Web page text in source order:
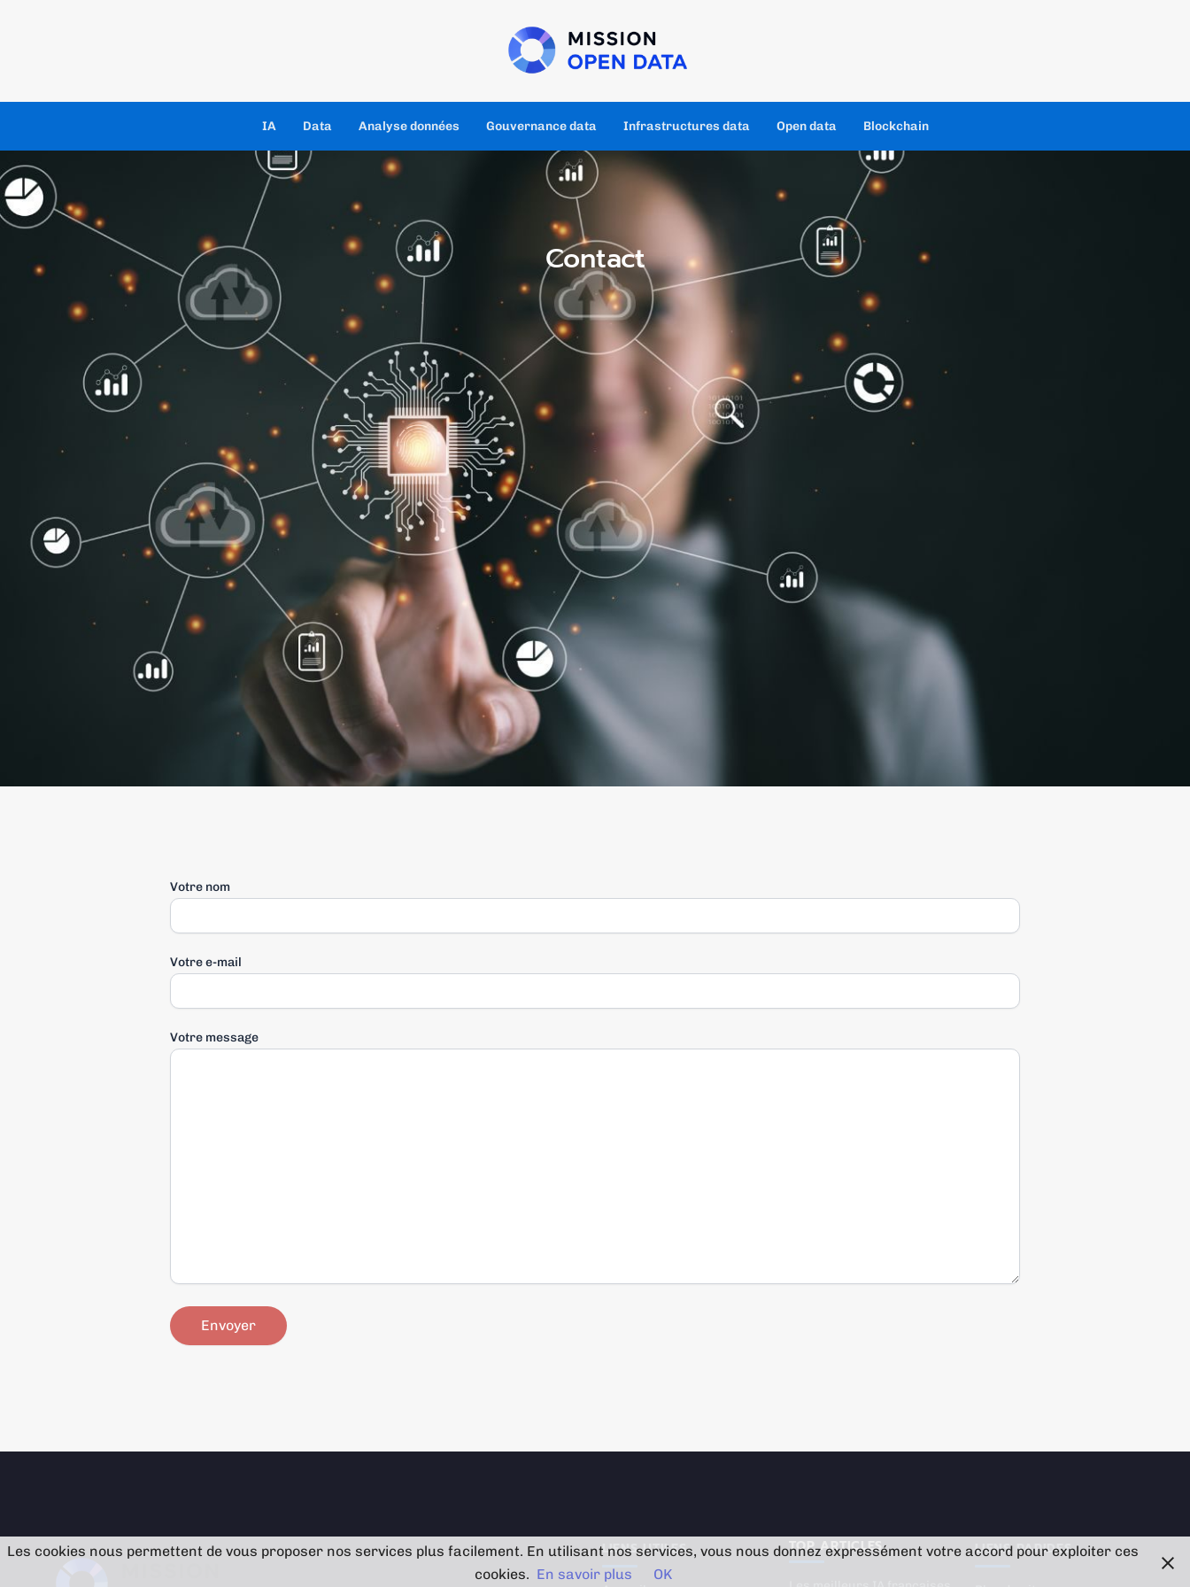
IA Data Analyse données Gouvernance data Infrastructures data Open data Blockchain
Contact
Votre nom
Votre e-mail
Votre message
LIENS UTILES TOP ARTICLES LIENS RAPIDES
Les cookies nous permettent de vous proposer nos services plus facilement. En utilisant nos services, vous nous donnez expressément votre accord pour exploiter ces
cookies. En savoir plus OK